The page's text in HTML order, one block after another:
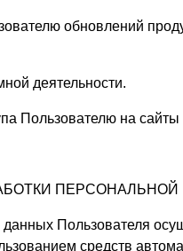
обновлений
деятельности.
Пользователю на
Пользователя
средств